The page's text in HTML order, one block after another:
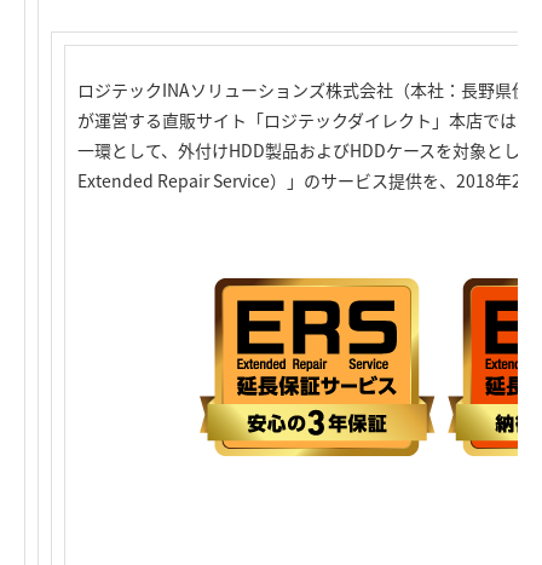
ロジテックINAソリューションズ株式会社（本社：長野県伊
が運営する直販サイト「ロジテックダイレクト」本店では
一環として、外付けHDD製品およびHDDケースを対象とし
Extended Repair Service）」のサービス提供を、2018年2